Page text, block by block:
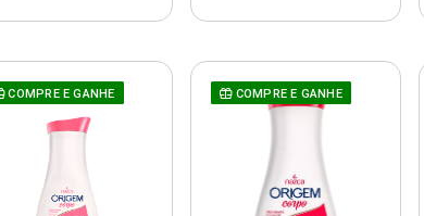
COMPRE E GANHE COMPRE E GANHE